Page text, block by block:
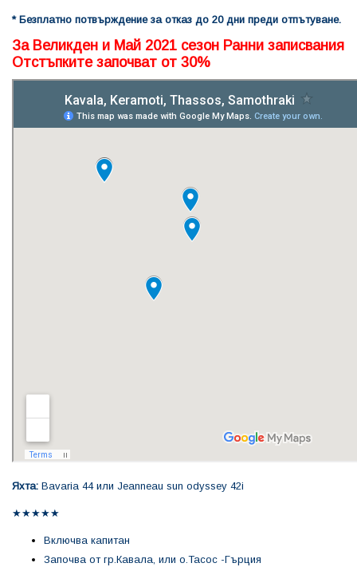
* Безплатно потвърждение за отказ до 20 дни преди отпътуване.
За Великден и Май 2021 сезон Ранни записвания
Отстъпките започват от 30%
Яхта: Bavaria 44 или Jeanneau sun odyssey 42i
★★★★★
Включва капитан
Започва от гр.Кавала, или о.Тасос -Гърция